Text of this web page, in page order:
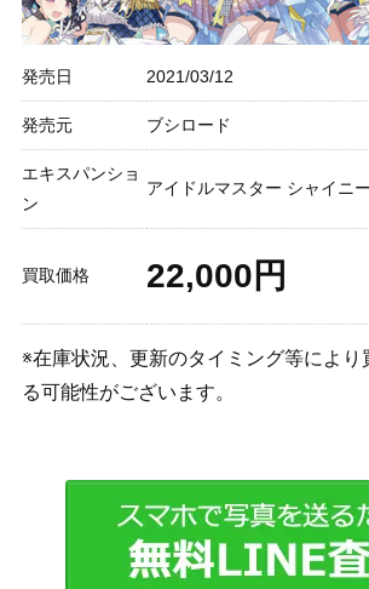
発売日 2021/03/12
発売元 ブシロード
エキスパンショ
ン
アイドルマスター シャイニ
買取価格 22,000円
※在庫状況、更新のタイミング等により
る可能性がございます。